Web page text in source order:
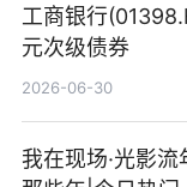
工商银行
元次级债券
2026-06-30
我在现场·光影流